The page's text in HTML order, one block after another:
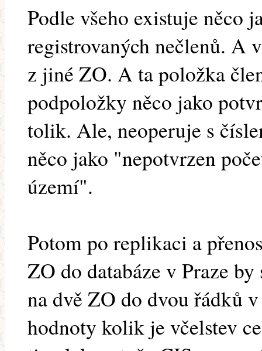
Podle všeho existuje něco
registrovaných nečlenů. A
z jiné ZO. A ta položka
podpoložky něco jako
tolik. Ale, neoperuje s
něco jako "nepotvrzen
území".
Potom po replikaci a
ZO do databáze v Praze
na dvě ZO do dvou řádků
hodnoty kolik je včelstev